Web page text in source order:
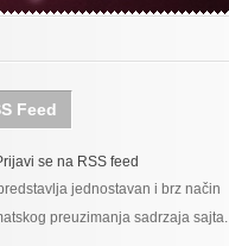
Feed
se na RSS feed
jednostavan i brz način
preuzimanja sadrzaja sajta.